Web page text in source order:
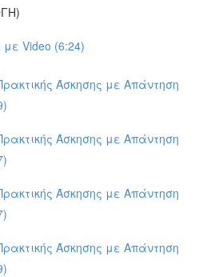
Video (6:24)
Άσκησης με Απάντηση
Άσκησης με Απάντηση
Άσκησης με Απάντηση
Άσκησης με Απάντηση